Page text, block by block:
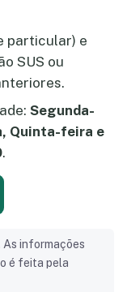
particular) e
SUS ou
Segunda-
Quinta-feira e
.
As informações
é feita pela